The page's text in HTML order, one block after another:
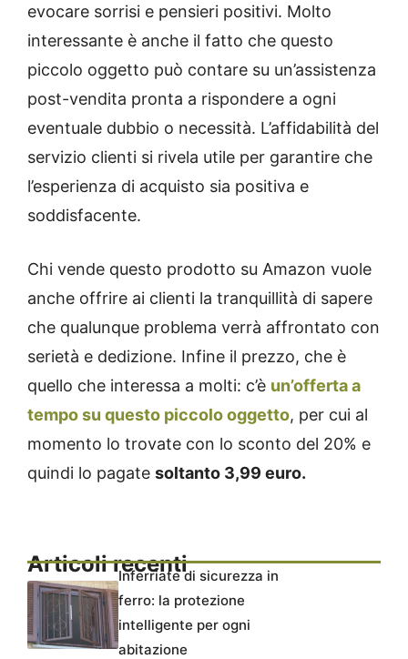
evocare sorrisi e pensieri positivi. Molto
interessante è anche il fatto che questo
piccolo oggetto può contare su un’assistenza
post-vendita pronta a rispondere a ogni
eventuale dubbio o necessità. L’affidabilità del
servizio clienti si rivela utile per garantire che
l’esperienza di acquisto sia positiva e
soddisfacente.
Chi vende questo prodotto su Amazon vuole
anche offrire ai clienti la tranquillità di sapere
che qualunque problema verrà affrontato con
serietà e dedizione. Infine il prezzo, che è
quello che interessa a molti: c’è un’offerta a
tempo su questo piccolo oggetto, per cui al
momento lo trovate con lo sconto del 20% e
quindi lo pagate soltanto 3,99 euro.
Articoli recentiInferriate di sicurezza in
ferro: la protezione
intelligente per ogni
abitazione